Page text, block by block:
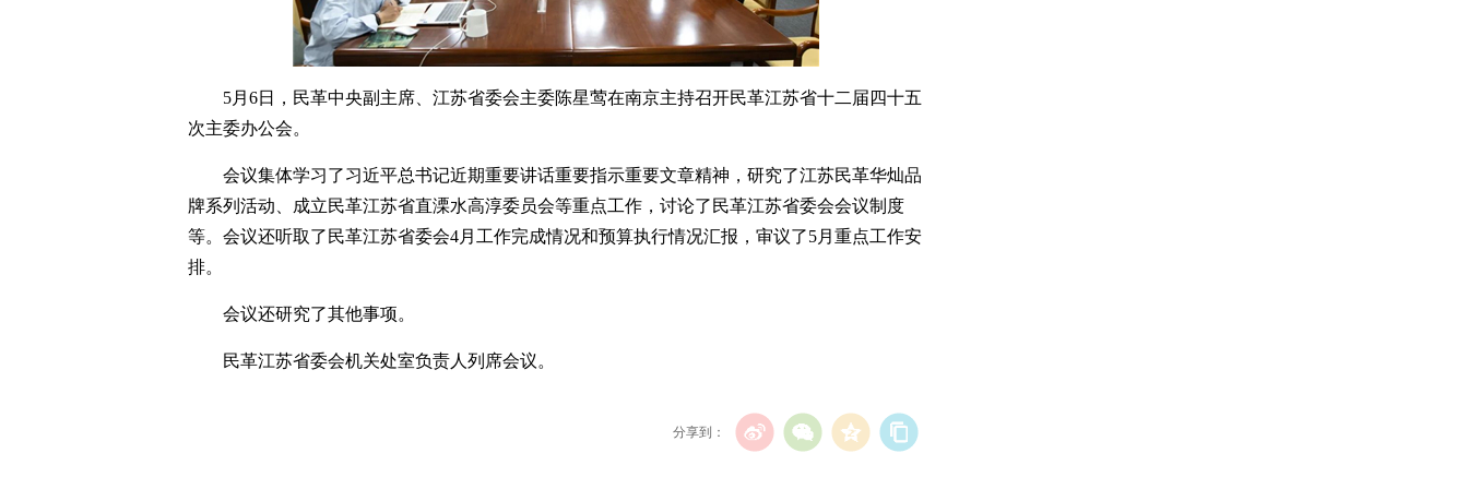
5月6日，民革中央副主席、江苏省委会主委陈星莺在南京主持召开民革江苏省十二届四十五
次主委办公会。
会议集体学习了习近平总书记近期重要讲话重要指示重要文章精神，研究了江苏民革华灿品
牌系列活动、成立民革江苏省直溧水高淳委员会等重点工作，讨论了民革江苏省委会会议制度
等。会议还听取了民革江苏省委会4月工作完成情况和预算执行情况汇报，审议了5月重点工作安
排。
会议还研究了其他事项。
民革江苏省委会机关处室负责人列席会议。
分享到：